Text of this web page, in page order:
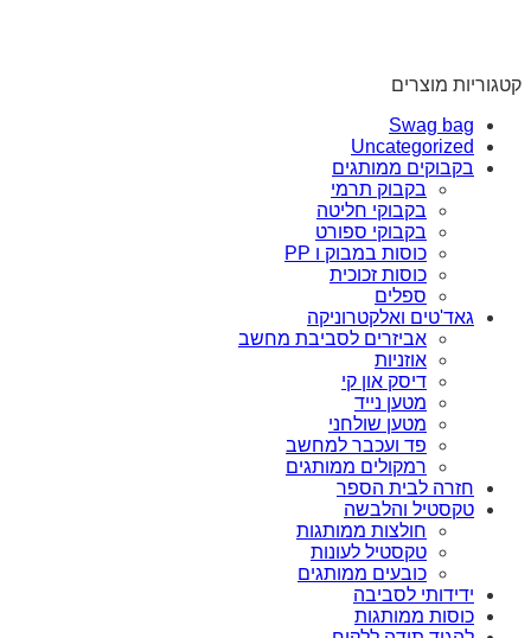
קטגוריות מוצרים
Swag bag
Uncategorized
בקבוקים ממותגים
בקבוק תרמי
בקבוקי חליטה
בקבוקי ספורט
כוסות במבוק ו PP
כוסות זכוכית
ספלים
גאד'טים ואלקטרוניקה
אביזרים לסביבת מחשב
אוזניות
דיסק און קי
מטען נייד
מטען שולחני
פד ועכבר למחשב
רמקולים ממותגים
חזרה לבית הספר
טקסטיל והלבשה
חולצות ממותגות
טקסטיל לעונות
כובעים ממותגים
ידידותי לסביבה
כוסות ממותגות